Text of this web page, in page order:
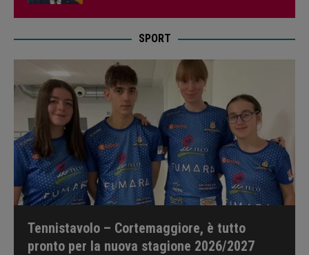
SPORT
Tennistavolo – Cortemaggiore, è tutto
pronto per la nuova stagione 2026/2027